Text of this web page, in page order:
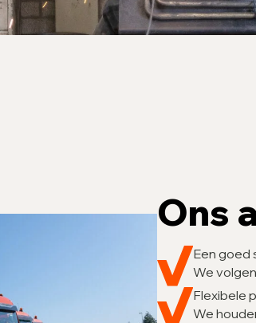
Ons
Een goed
We
Flexibele
We